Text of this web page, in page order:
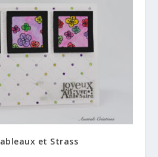
et Strass